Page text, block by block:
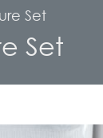
Set
Set